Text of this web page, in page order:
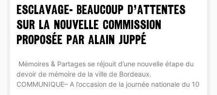
ESCLAVAGE- Beaucoup d’attentes
sur la nouvelle commission
proposée par Alain Juppé
Mémoires & Partages se réjouit d’une nouvelle étape du
devoir de mémoire de la ville de Bordeaux.
COMMUNIQUE– A l’occasion de la journée nationale du 10